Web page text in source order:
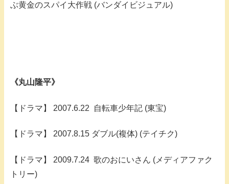
ぶ黄金のスパイ大作戦 (バンダイビジュアル)
《丸山隆平》
【ドラマ】 2007.6.22 自転車少年記 (東宝)
【ドラマ】 2007.8.15 ダブル(複体) (テイチク)
【ドラマ】 2009.7.24 歌のおにいさん (メディアファク
トリー)